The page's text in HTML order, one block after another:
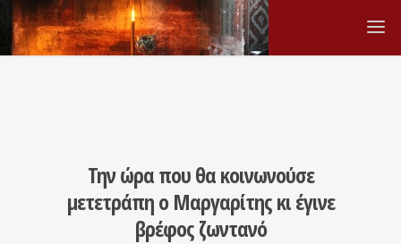
Την ώρα που θα κοινωνούσε
μετετράπη ο Μαργαρίτης κι έγινε
βρέφος ζωντανό